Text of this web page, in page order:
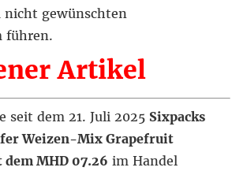
nicht gewünschten
führen.
Artikel
seit dem 21. Juli 2025 Sixpacks
Weizen-Mix Grapefruit
MHD 07.26 im Handel